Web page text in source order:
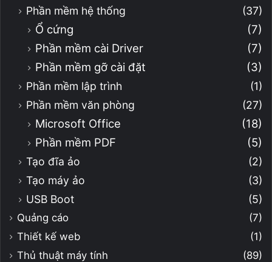
Phần mềm hệ thống (37)
Ổ cứng
(7)
Phần mềm cài Driver
(7)
Phần mềm gỡ cài đặt
(3)
Phần mềm lập trình
(1)
Phần mềm văn phòng
(27)
Microsoft Office
(18)
Phần mềm PDF
(5)
Tạo đĩa ảo
(2)
Tạo máy ảo
(3)
USB Boot
(5)
Quảng cáo
(7)
Thiết kế web
(1)
Thủ thuật máy tính
(89)